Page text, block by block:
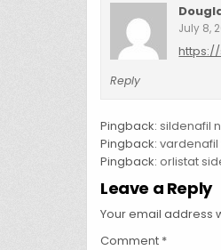
July 8,
Reply
Pingback: sildenafil
Pingback: vardenafil
Pingback: orlistat
Leave a Reply
Your email address
Comment *